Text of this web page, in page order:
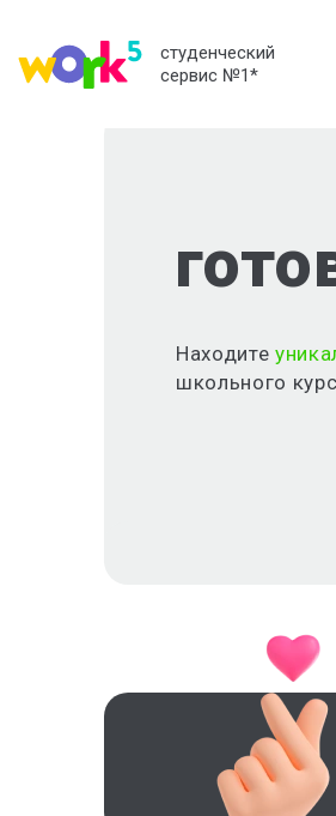
студенческий
сервис №1*
Находите
школьного